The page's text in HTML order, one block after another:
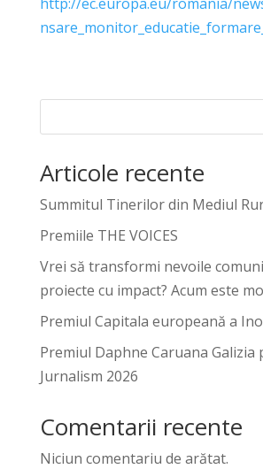
Articole recente
Summitul Tinerilor din Mediul
Premiile THE VOICES
Vrei să transformi nevoile
proiecte cu impact? Acum este
Premiul Capitala europeană a
Premiul Daphne Caruana Galizia
Jurnalism 2026
Comentarii recente
Niciun comentariu de arătat.